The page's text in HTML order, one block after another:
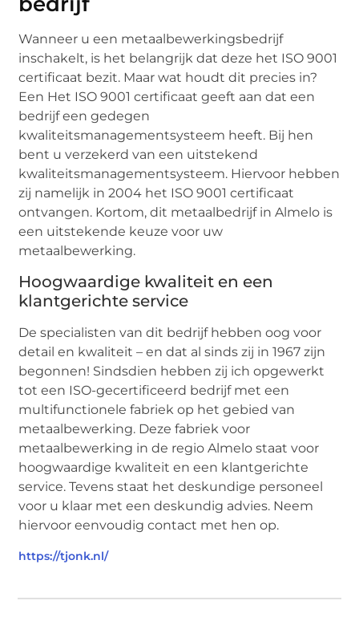
Wanneer u een metaalbewerkingsbedrijf
inschakelt, is het belangrijk dat deze het ISO 9001
certificaat bezit. Maar wat houdt dit precies in?
Een Het ISO 9001 certificaat geeft aan dat een
bedrijf een gedegen
kwaliteitsmanagementsysteem heeft. Bij hen
bent u verzekerd van een uitstekend
kwaliteitsmanagementsysteem. Hiervoor hebben
zij namelijk in 2004 het ISO 9001 certificaat
ontvangen. Kortom, dit metaalbedrijf in Almelo is
een uitstekende keuze voor uw
metaalbewerking.
Hoogwaardige kwaliteit en een
klantgerichte service
De specialisten van dit bedrijf hebben oog voor
detail en kwaliteit – en dat al sinds zij in 1967 zijn
begonnen! Sindsdien hebben zij ich opgewerkt
tot een ISO-gecertificeerd bedrijf met een
multifunctionele fabriek op het gebied van
metaalbewerking. Deze fabriek voor
metaalbewerking in de regio Almelo staat voor
hoogwaardige kwaliteit en een klantgerichte
service. Tevens staat het deskundige personeel
voor u klaar met een deskundig advies. Neem
hiervoor eenvoudig contact met hen op.
https://tjonk.nl/